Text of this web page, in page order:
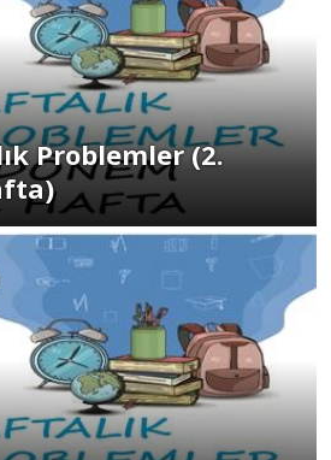
Problemler (2.